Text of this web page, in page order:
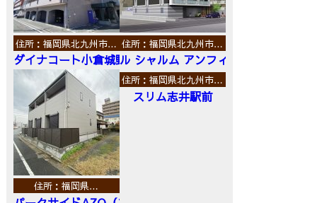
住所：福岡県北九州市…
ダイナコート小倉城野
住所：福岡県北九州市…
ル シャルム アンフィニ
住所：福岡県…
住所：福岡県北九州市…
スリム志井駅前